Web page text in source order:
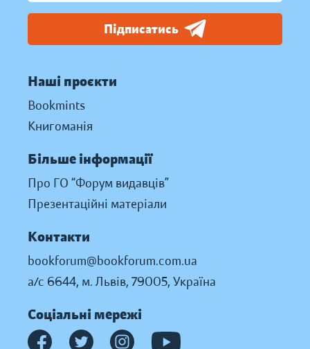
Підписатись
Наші проєкти
Bookmints
Книгоманія
Більше інформації
Про ГО “Форум видавців”
Презентаційні матеріали
Контакти
bookforum@bookforum.com.ua
а/с 6644, м. Львів, 79005, Україна
Соціальні мережі